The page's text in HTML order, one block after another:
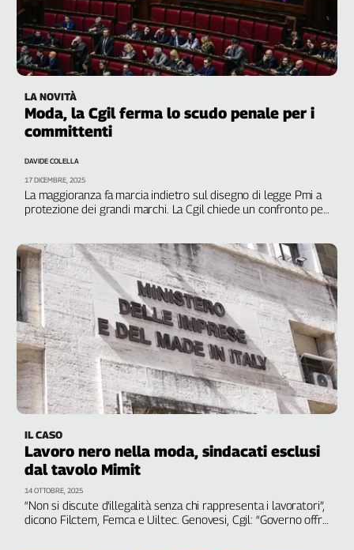
Collettiva
Play
Rubriche
Collettiva
La
settimana
Collettiva
Girasoli
Sassolino
Linea
Tech
It
Easy
Inserti
Idea
Diffusa
InFlai
Le
trasmissioni
tv
Work
Progress
L'Italia
LA NOVITÀ
Moda, la Cgil ferma lo scudo penale per i
committenti
La maggioranza fa marcia indietro sul disegno di legge Pmi a
protezione dei grandi marchi. La Cgil chiede un confronto per
DAVIDE COLELLA
17 DICEMBRE, 2025
IL CASO
Lavoro nero nella moda, sindacati esclusi
dal tavolo Mimit
“Non si discute d’illegalità senza chi rappresenta i lavoratori”,
dicono Filctem, Femca e Uiltec. Genovesi, Cgil: “Governo offre
14 OTTOBRE, 2025